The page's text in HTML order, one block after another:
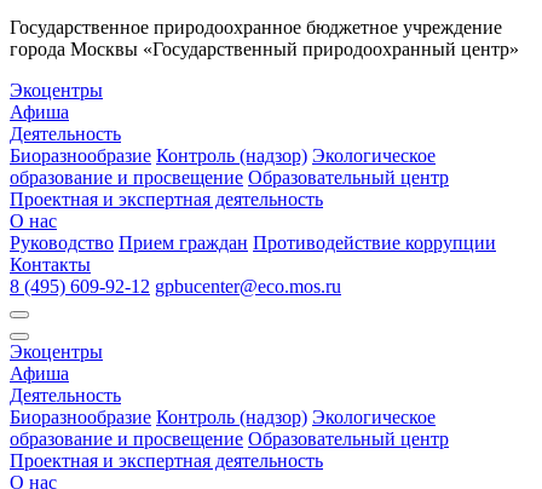
Государственное природоохранное бюджетное учреждение
города Москвы «Государственный природоохранный центр»
Экоцентры
Афиша
Деятельность
Биоразнообразие Контроль (надзор) Экологическое
образование и просвещение Образовательный центр
Проектная и экспертная деятельность
О нас
Руководство Прием граждан Противодействие коррупции
Контакты
8 (495) 609-92-12 gpbucenter@eco.mos.ru
Экоцентры
Афиша
Деятельность
Биоразнообразие Контроль (надзор) Экологическое
образование и просвещение Образовательный центр
Проектная и экспертная деятельность
О нас